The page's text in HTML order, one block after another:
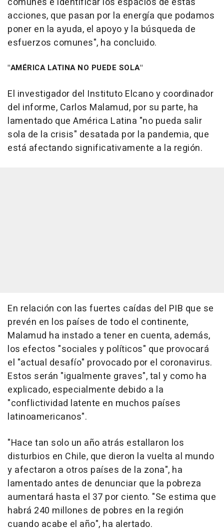
acciones, que pasan por la energía que podamos
poner en la ayuda, el apoyo y la búsqueda de
esfuerzos comunes", ha concluido.
"AMÉRICA LATINA NO PUEDE SOLA"
El investigador del Instituto Elcano y coordinador
del informe, Carlos Malamud, por su parte, ha
lamentado que América Latina "no pueda salir
sola de la crisis" desatada por la pandemia, que
está afectando significativamente a la región.
En relación con las fuertes caídas del PIB que se
prevén en los países de todo el continente,
Malamud ha instado a tener en cuenta, además,
los efectos "sociales y políticos" que provocará
el "actual desafío" provocado por el coronavirus.
Estos serán "igualmente graves", tal y como ha
explicado, especialmente debido a la
"conflictividad latente en muchos países
latinoamericanos".
"Hace tan solo un año atrás estallaron los
disturbios en Chile, que dieron la vuelta al mundo
y afectaron a otros países de la zona", ha
lamentado antes de denunciar que la pobreza
aumentará hasta el 37 por ciento. "Se estima que
habrá 240 millones de pobres en la región
cuando acabe el año", ha alertado.